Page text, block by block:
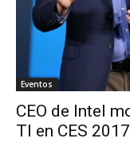
Eventos
CEO de Intel
TI en CES 2017